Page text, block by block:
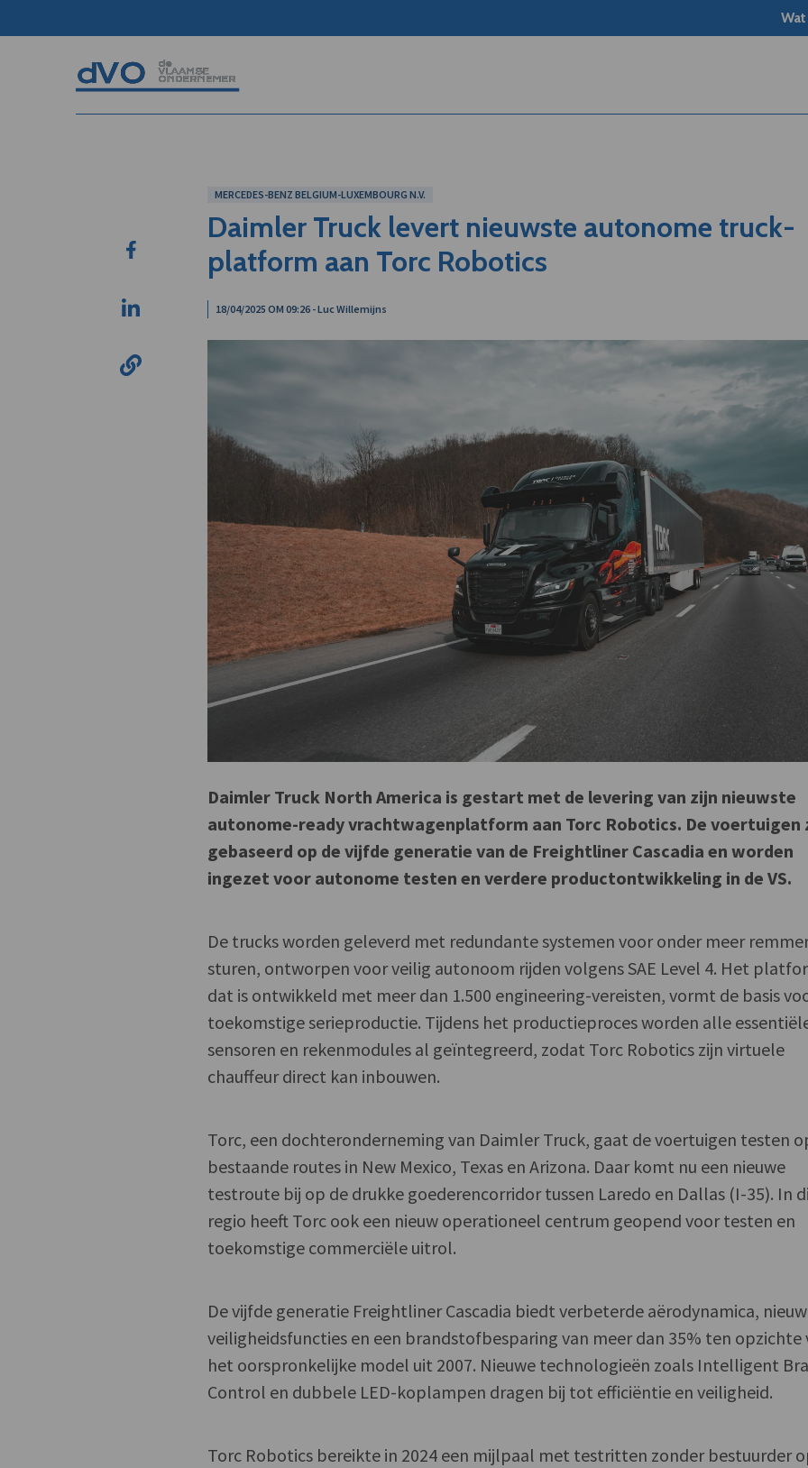
MERCEDES-BENZ BELGIUM-LUXEMBOURG N.V.
Daimler Truck levert nieuwste autonome truck-
platform aan Torc Robotics
18/04/2025 OM 09:26 - Luc Willemijns
Daimler Truck North America is gestart met de levering van zijn nieuwste
autonome-ready vrachtwagenplatform aan Torc Robotics. De voertuigen
gebaseerd op de vijfde generatie van de Freightliner Cascadia en worden
ingezet voor autonome testen en verdere productontwikkeling in de VS.
De trucks worden geleverd met redundante systemen voor onder meer
sturen, ontworpen voor veilig autonoom rijden volgens SAE Level 4. Het
dat is ontwikkeld met meer dan 1.500 engineering-vereisten, vormt de basis
toekomstige serieproductie. Tijdens het productieproces worden alle
sensoren en rekenmodules al geïntegreerd, zodat Torc Robotics zijn virtuele
chauffeur direct kan inbouwen.
Torc, een dochteronderneming van Daimler Truck, gaat de voertuigen testen
bestaande routes in New Mexico, Texas en Arizona. Daar komt nu een nieuwe
testroute bij op de drukke goederencorridor tussen Laredo en Dallas (I-35). In
regio heeft Torc ook een nieuw operationeel centrum geopend voor testen en
toekomstige commerciële uitrol.
De vijfde generatie Freightliner Cascadia biedt verbeterde aërodynamica,
veiligheidsfuncties en een brandstofbesparing van meer dan 35% ten opzichte
het oorspronkelijke model uit 2007. Nieuwe technologieën zoals Intelligent
Control en dubbele LED-koplampen dragen bij tot efficiëntie en veiligheid.
Torc Robotics bereikte in 2024 een mijlpaal met testritten zonder bestuurder